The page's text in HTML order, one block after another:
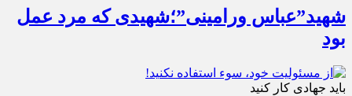
شهید”عباس ورامینی”؛شهیدی که مرد عمل
بود
باید جهادی کار کنید